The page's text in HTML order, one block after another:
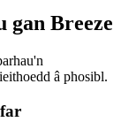
gan Breeze
â phosibl.